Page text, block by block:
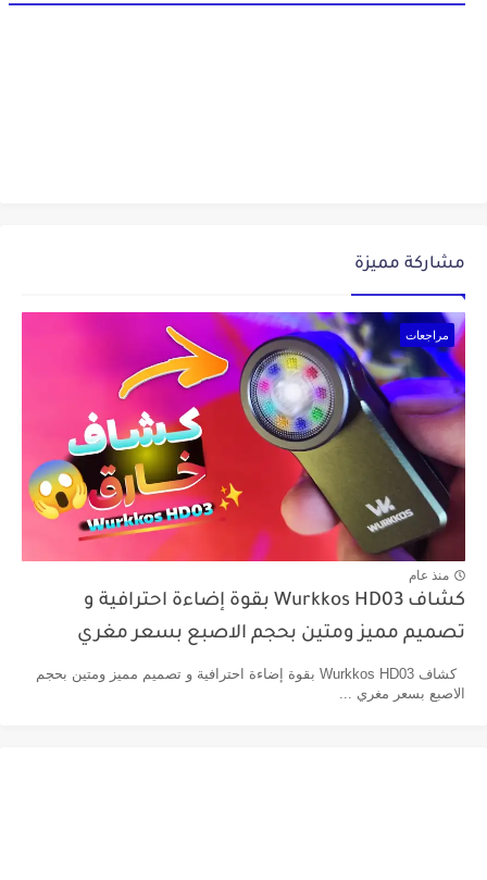
مشاركة مميزة
مراجعات
منذ عام
كشاف Wurkkos HD03 بقوة إضاءة احترافية و
تصميم مميز ومتين بحجم الاصبع بسعر مغري
كشاف Wurkkos HD03 بقوة إضاءة احترافية و تصميم مميز ومتين بحجم
الاصبع بسعر مغري ...